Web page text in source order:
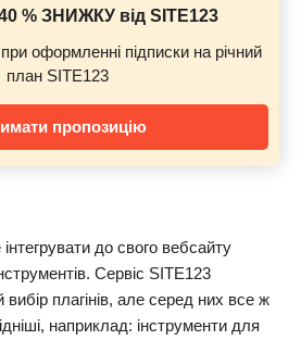
% ЗНИЖКУ від SITE123
оформленні підписки на річний
план SITE123
пропозицію
до свого вебсайту
Сервіс SITE123
плагінів, але серед них все ж
наприклад: інструменти для